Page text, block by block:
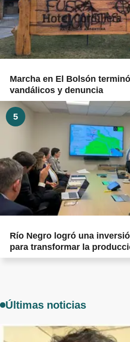
Marcha en El Bolsón
vandálicos y denuncia
5
Río Negro logró una
para transformar la
Últimas noticias